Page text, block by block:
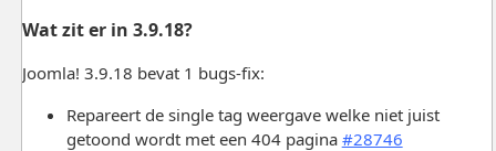
Wat zit er in 3.9.18?
Joomla! 3.9.18 bevat 1 bugs-fix:
Repareert de single tag weergave welke niet juist
getoond wordt met een 404 pagina #28746